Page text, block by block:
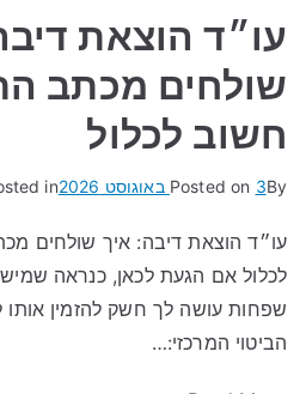
עו״ד הוצאת
שולחים מכתב
חשוב לכלול
By
Posted on 3 באוגוסט 2026 in
עו״ד הוצאת דיבה: איך שולחים
לכלול אם הגעת לכאן, כנראה
שפחות עושה לך חשק להזמין אותו
הביטוי המרכזי:…